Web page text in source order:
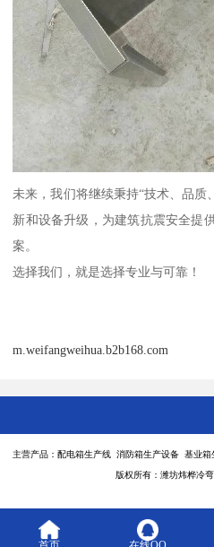
未来，我们将继续秉持“技术、品质
新和设备升级，为建筑抗震安全提
案。
选择我们，就是选择专业与可靠！
m.weifangweihua.b2b168.com
主营产品：配电箱生产线 消防箱生产设备 基业
版权所有：潍坊炜桦冷